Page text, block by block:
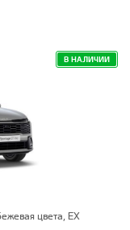
В НАЛИЧИИ
цвета, EX